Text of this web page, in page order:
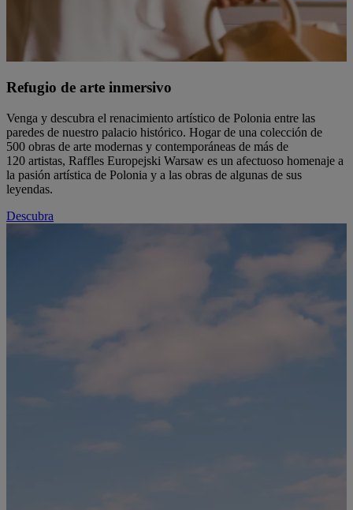
Refugio de arte inmersivo
Venga y descubra el renacimiento artístico de Polonia entre las
paredes de nuestro palacio histórico. Hogar de una colección de
500 obras de arte modernas y contemporáneas de más de
120 artistas, Raffles Europejski Warsaw es un afectuoso homenaje a
la pasión artística de Polonia y a las obras de algunas de sus
leyendas.
Descubra